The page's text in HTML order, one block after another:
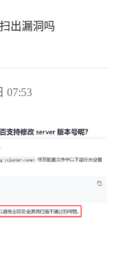
出漏洞吗
07:53